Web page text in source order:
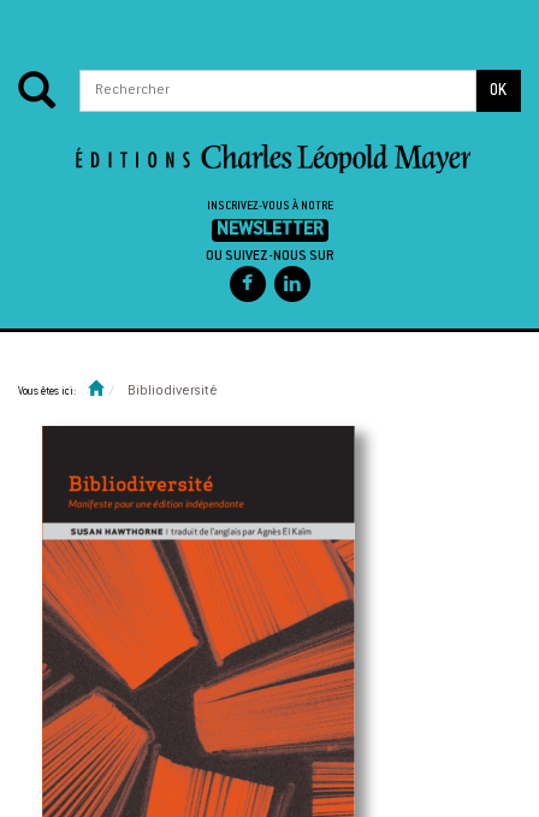
OK
INSCRIVEZ-VOUS À NOTRE
NEWSLETTER
OU SUIVEZ-NOUS SUR
Vous êtes ici: Bibliodiversité